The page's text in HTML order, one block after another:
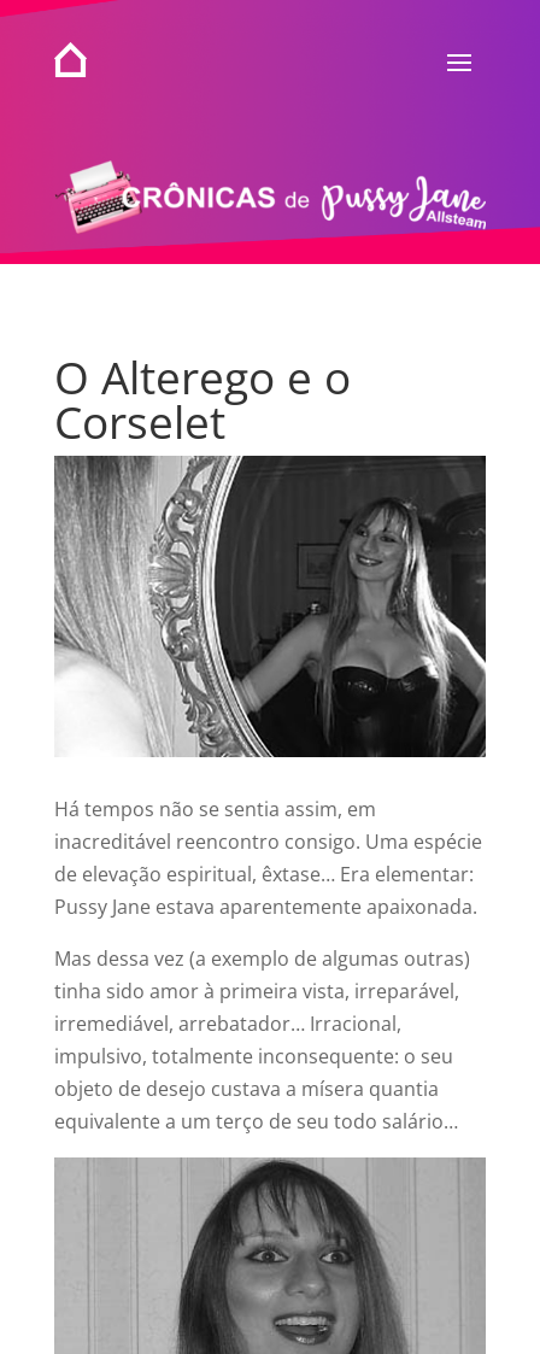
O Alterego e o
Corselet
Há tempos não se sentia assim, em
inacreditável reencontro consigo. Uma espécie
de elevação espiritual, êxtase… Era elementar:
Pussy Jane estava aparentemente apaixonada.
Mas dessa vez (a exemplo de algumas outras)
tinha sido amor à primeira vista, irreparável,
irremediável, arrebatador… Irracional,
impulsivo, totalmente inconsequente: o seu
objeto de desejo custava a mísera quantia
equivalente a um terço de seu todo salário…